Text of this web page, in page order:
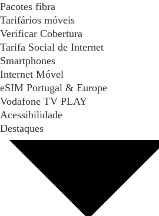
Pacotes fibra
Tarifários móveis
Verificar Cobertura
Tarifa Social de Internet
Smartphones
Internet Móvel
eSIM Portugal & Europe
Vodafone TV PLAY
Acessibilidade
Destaques